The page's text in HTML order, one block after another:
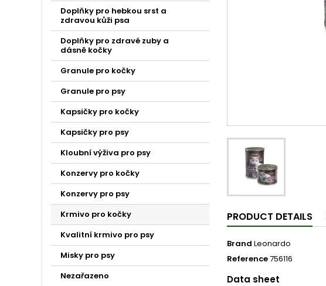
Doplňky pro hebkou srst a
zdravou kůži psa
Doplňky pro zdravé zuby a
dásně kočky
Granule pro kočky
Granule pro psy
Kapsičky pro kočky
Kapsičky pro psy
Kloubní výživa pro psy
Konzervy pro kočky
Konzervy pro psy
Krmivo pro kočky
Kvalitní krmivo pro psy
Misky pro psy
Nezařazeno
PRODUCT DETAILS
Brand Leonardo
Reference756116
Data sheet